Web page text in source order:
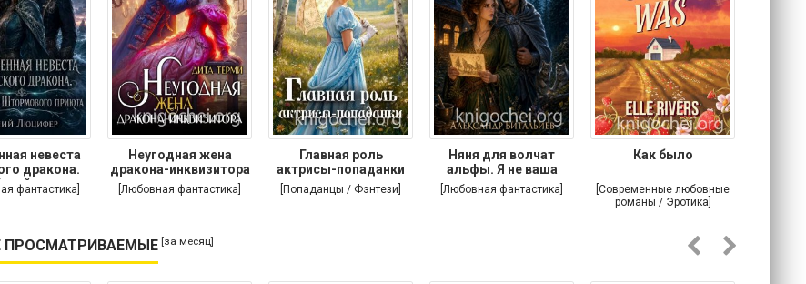
невеста
дракона.
фантастика]
Неугодная жена
дракона-инквизитора
[Любовная фантастика]
Главная роль
актрисы-попаданки
[Попаданцы / Фэнтези]
Няня для волчат
альфы. Я не ваша
мама
[Любовная фантастика]
Как было
[Современные любовные
романы / Эротика]
ПРОСМАТРИВАЕМЫЕ [за месяц]